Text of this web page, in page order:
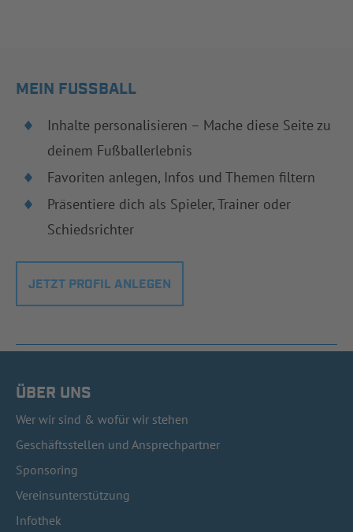
MEIN FUSSBALL
Inhalte personalisieren – Mache diese Seite zu
deinem Fußballerlebnis
Favoriten anlegen, Infos und Themen filtern
Präsentiere dich als Spieler, Trainer oder
Schiedsrichter
JETZT PROFIL ANLEGEN
ÜBER UNS
Wer wir sind & wofür wir stehen
Geschäftsstellen und Ansprechpartner
Sponsoring
Vereinsunterstützung
Infothek